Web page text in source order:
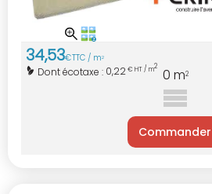
34,53€TTC / m2
Dont écotaxe : 0,22€ HT / m2 0 m2
Commander